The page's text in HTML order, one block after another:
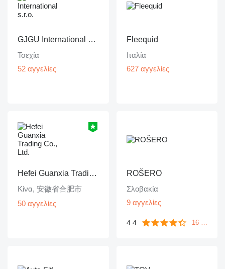
GJGU International s.r.o.
Τσεχία
52 αγγελίες
Fleequid
Ιταλία
627 αγγελίες
Hefei Guanxia Trading Co., Ltd.
Κίνα, 安徽省合肥市
50 αγγελίες
ROŠERO
Σλοβακία
9 αγγελίες
4.4 16 ανατροφοδοτήσεις